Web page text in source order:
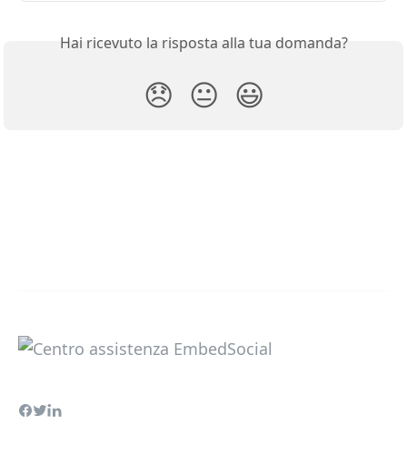
Hai ricevuto la risposta alla tua domanda?
😞 😐 😃